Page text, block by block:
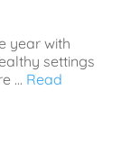
year with
settings
... Read